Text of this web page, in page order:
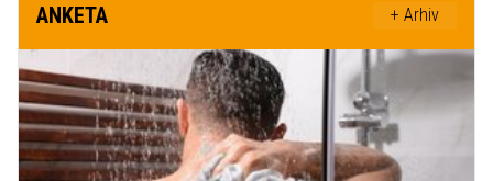
ANKETA + Arhiv